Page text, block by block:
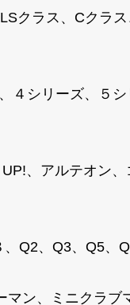
クラス、Cクラ
４シリーズ、５
、アルテオン
、Q2、Q3、Q5
ン、ミニクラ